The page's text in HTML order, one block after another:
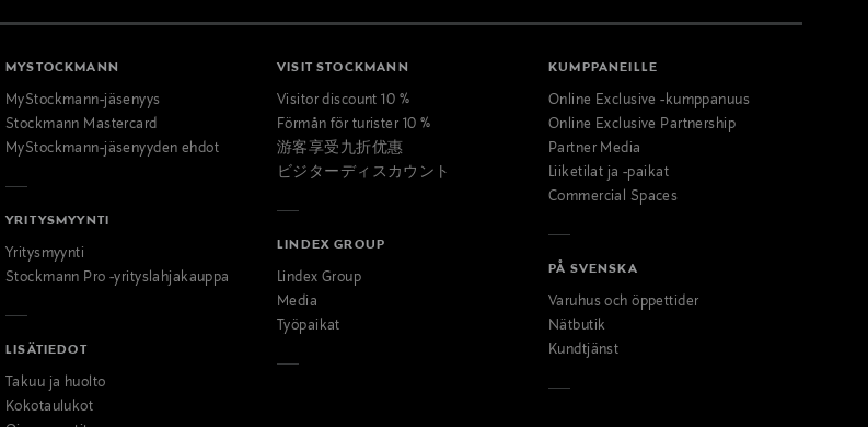
MYSTOCKMANN
MyStockmann-jäsenyys
Stockmann Mastercard
MyStockmann-jäsenyyden ehdot
YRITYSMYYNTI
Yritysmyynti
Stockmann Pro -yrityslahjakauppa
LISÄTIEDOT
Takuu ja huolto
Kokotaulukot
VISIT STOCKMANN
Visitor discount 10 %
Förmån för turister 10 %
游客享受九折优惠
ビジターディスカウント
LINDEX GROUP
Lindex Group
Media
Työpaikat
KUMPPANEILLE
Online Exclusive -kumppanuus
Online Exclusive Partnership
Partner Media
Liiketilat ja -paikat
Commercial Spaces
PÅ SVENSKA
Varuhus och öppettider
Nätbutik
Kundtjänst